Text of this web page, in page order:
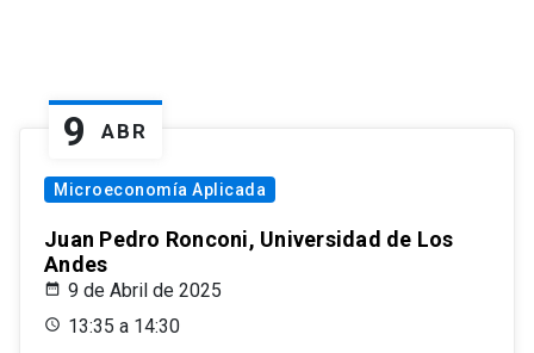
9 ABR
Microeconomía Aplicada
Juan Pedro Ronconi, Universidad de Los
Andes
9 de Abril de 2025
13:35 a 14:30